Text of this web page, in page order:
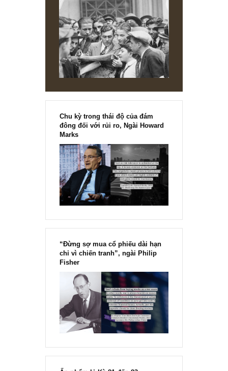
[Ấn phẩm kỳ 82], 36/36 trang,
chính thức phát hành!!
Chu kỳ trong thái độ của đám
đông đối với rủi ro, Ngài Howard
Marks
“Đừng sợ mua cổ phiếu dài hạn
chỉ vì chiến tranh”, ngài Philip
Fisher